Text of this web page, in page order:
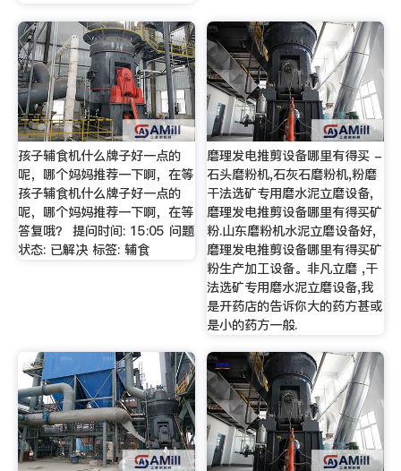
孩子辅食机什么牌子好一点的
呢，哪个妈妈推荐一下啊，在等
孩子辅食机什么牌子好一点的
呢，哪个妈妈推荐一下啊，在等
答复哦？ 提问时间: 15:05 问题
状态: 已解决 标签: 辅食
磨理发电推剪设备哪里有得买 -
石头磨粉机,石灰石磨粉机,粉磨
干法选矿专用磨水泥立磨设备,
磨理发电推剪设备哪里有得买矿
粉.山东磨粉机水泥立磨设备好,
磨理发电推剪设备哪里有得买矿
粉生产加工设备。非凡立磨 ,干
法选矿专用磨水泥立磨设备,我
是开药店的告诉你大的药方甚或
是小的药方一般.